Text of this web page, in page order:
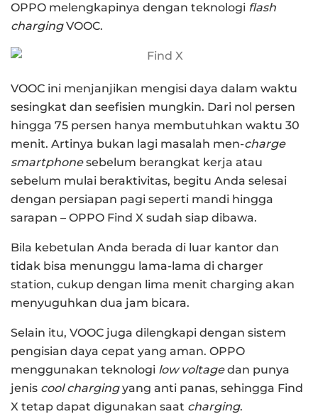
OPPO melengkapinya dengan teknologi flash
chargingVOOC.
VOOC ini menjanjikan mengisi daya dalam waktu
sesingkat dan seefisien mungkin. Dari nol persen
hingga 75 persen hanya membutuhkan waktu 30
menit. Artinya bukan lagi masalah men-charge
smartphonesebelum berangkat kerja atau
sebelum mulai beraktivitas, begitu Anda selesai
dengan persiapan pagi seperti mandi hingga
sarapan – OPPO Find X sudah siap dibawa.
Bila kebetulan Anda berada di luar kantor dan
tidak bisa menunggu lama-lama di charger
station, cukup dengan lima menit charging akan
menyuguhkan dua jam bicara.
Selain itu, VOOC juga dilengkapi dengan sistem
pengisian daya cepat yang aman. OPPO
menggunakan teknologi low voltagedan punya
jenis cool chargingyang anti panas, sehingga Find
X tetap dapat digunakan saat charging.